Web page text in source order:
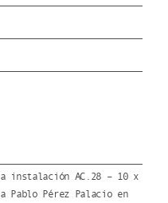
instalación AC.28 – 10 x
Pablo Pérez Palacio en